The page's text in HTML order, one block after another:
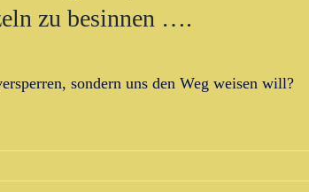
zu besinnen ….
sondern uns den Weg weisen will?